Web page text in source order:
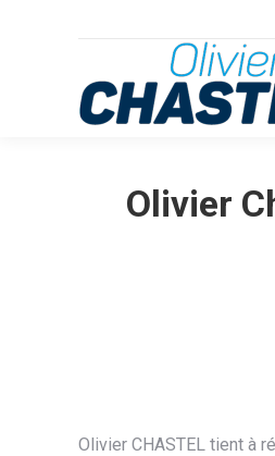
Olivier
Olivier CHASTEL tient à